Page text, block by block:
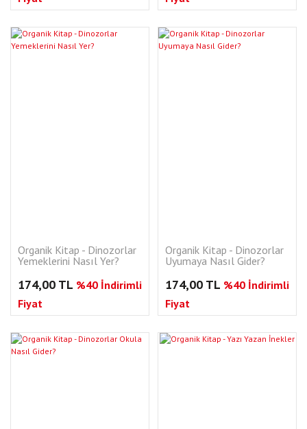
Organik Kitap - Dinozorlar
Yemeklerini Nasıl Yer?
174,00 TL %40 İndirimli
Fiyat
Organik Kitap - Dinozorlar
Uyumaya Nasıl Gider?
174,00 TL %40 İndirimli
Fiyat